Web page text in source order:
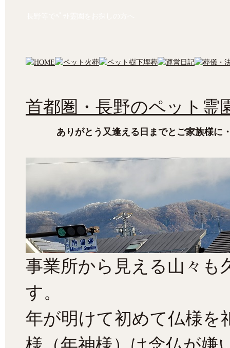
首都圏・長野のペット霊
ありがとう又逢える日までとご家族様に
事業所から見える山々も
す。
年が明けて初めて仏様を